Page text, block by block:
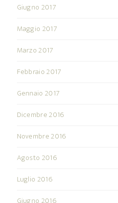
Giugno 2017
Maggio 2017
Marzo 2017
Febbraio 2017
Gennaio 2017
Dicembre 2016
Novembre 2016
Agosto 2016
Luglio 2016